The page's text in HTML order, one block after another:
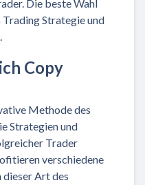
Die beste Wahl
Strategie und
Copy
Methode des
Strategien und
Trader
verschiedene
dieser Art des